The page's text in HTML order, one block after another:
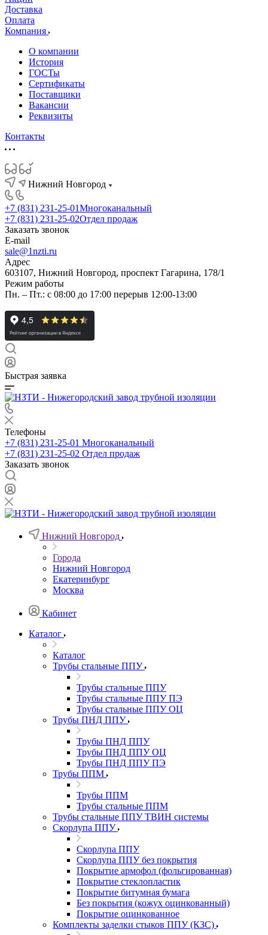
Доставка
Оплата
Компания
О компании
История
ГОСТы
Сертификаты
Поставщики
Вакансии
Реквизиты
Контакты
Нижний Новгород
+7 (831) 231-25-01Многоканальный
+7 (831) 231-25-02Отдел продаж
Заказать звонок
E-mail
sale@1nzti.ru
Адрес
603107, Нижний Новгород, проспект Гагарина, 178/1
Режим работы
Пн. – Пт.: с 08:00 до 17:00 перерыв 12:00-13:00
Быстрая заявка
Телефоны
+7 (831) 231-25-01 Многоканальный
+7 (831) 231-25-02 Отдел продаж
Заказать звонок
Нижний Новгород
Города
Нижний Новгород
Екатеринбург
Москва
Кабинет
Каталог
Каталог
Трубы стальные ППУ
Трубы стальные ППУ
Трубы стальные ППУ ПЭ
Трубы стальные ППУ ОЦ
Трубы ПНД ППУ
Трубы ПНД ППУ
Трубы ПНД ППУ ОЦ
Трубы ПНД ППУ ПЭ
Трубы ППМ
Трубы ППМ
Трубы стальные ППМ
Трубы стальные ППУ ТВИН системы
Скорлупа ППУ
Скорлупа ППУ
Скорлупа ППУ без покрытия
Покрытие армофол (фольгированная)
Покрытие стеклопластик
Покрытие битумная бумага
Без покрытия (кожух оцинкованный)
Покрытие оцинкованное
Комплекты заделки стыков ППУ (КЗС)